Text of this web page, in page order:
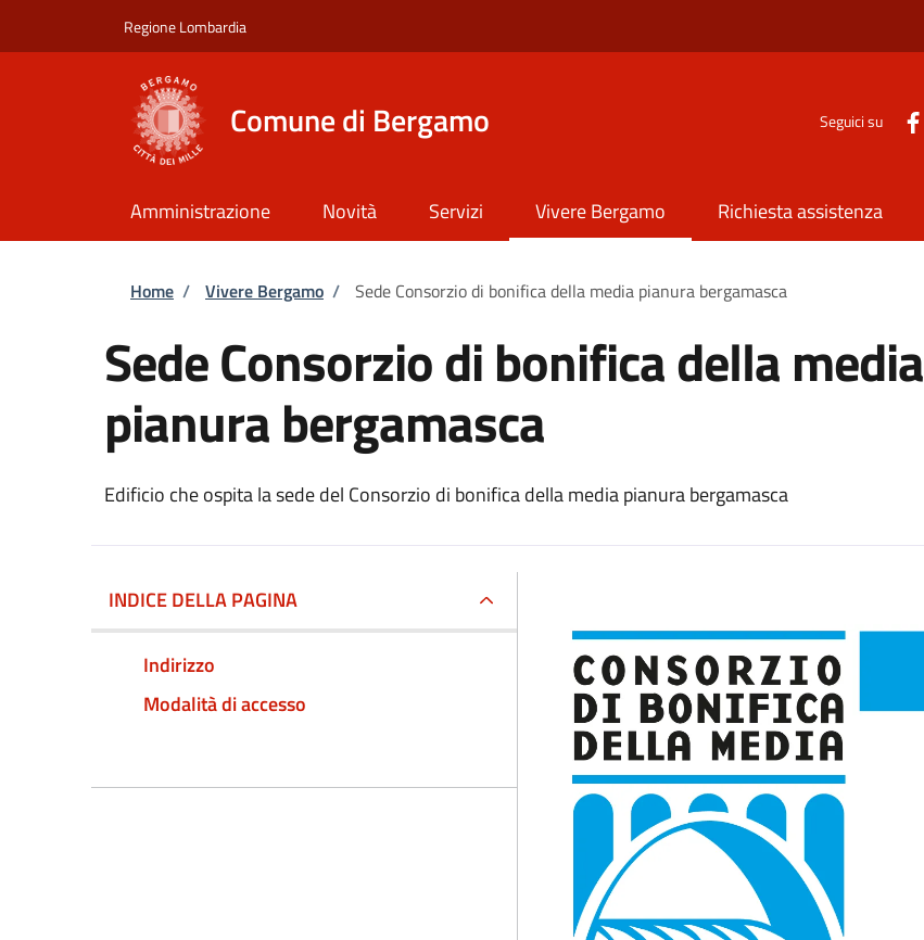
Regione Lombardia
Comune di Bergamo Seguici su
Amministrazione Novità Servizi Vivere Bergamo Richiesta assistenza
Briciole di pane
Home / Vivere Bergamo / Sede Consorzio di bonifica della media pianura bergamasca
Sede Consorzio di bonifica della media
pianura bergamasca
Edificio che ospita la sede del Consorzio di bonifica della media pianura bergamasca
INDICE DELLA PAGINA
Indirizzo
Modalità di accesso